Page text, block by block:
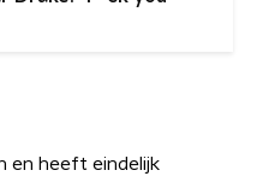
en heeft eindelijk